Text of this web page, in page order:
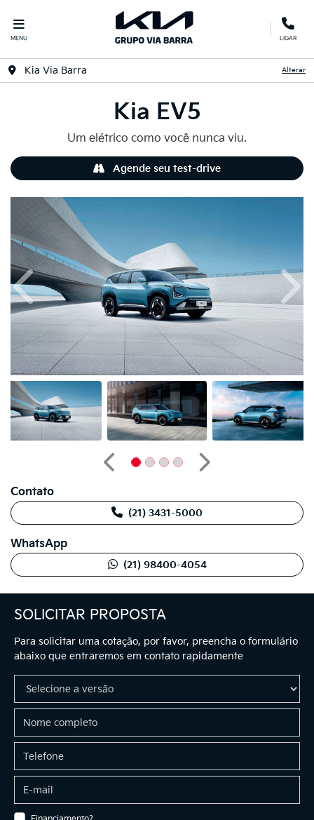
MENU LIGAR
Kia Via Barra Alterar
Kia EV5
Um elétrico como você nunca viu.
Agende seu test-drive
SOLICITAR PROPOSTA
Para solicitar uma cotação, por favor, preencha o formulário
abaixo que entraremos em contato rapidamente
Anterior
Anterior
Próximo
Contato
(21) 3431-5000
WhatsApp
(21) 98400-4054